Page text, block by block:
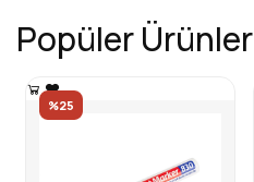
Popüler Ürünler
%25